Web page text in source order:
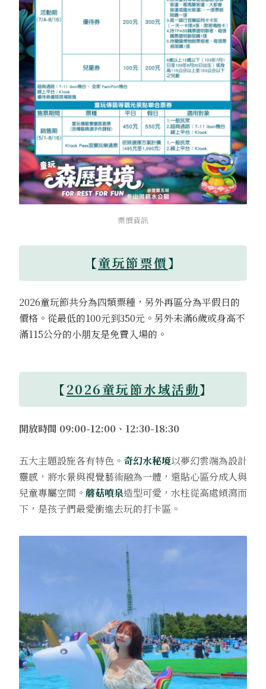
票價資訊
【童玩節票價】
2026童玩節共分為四類票種，另外再區分為平假日的
價格。從最低的100元到350元。另外未滿6歲或身高不
滿115公分的小朋友是免費入場的。
【2026童玩節水域活動】
開放時間 09:00-12:00、12:30-18:30
五大主題設施各有特色。 奇幻水秘境以夢幻雲端為設計
靈感，將水景與視覺藝術融為一體，還貼心區分成人與
兒童專屬空間。 蘑菇噴泉造型可愛，水柱從高處傾瀉而
下，是孩子們最愛衝進去玩的打卡區。